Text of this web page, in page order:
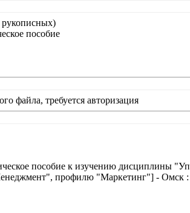
рукописных)
пособие
файла, требуется авторизация
пособие к изучению дисциплины
профилю "Маркетинг"] -